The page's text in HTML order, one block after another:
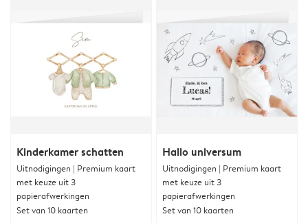
Kinderkamer schatten
Uitnodigingen | Premium kaart
met keuze uit 3
papierafwerkingen
Set van 10 kaarten
Hallo universum
Uitnodigingen | Premium kaart
met keuze uit 3
papierafwerkingen
Set van 10 kaarten